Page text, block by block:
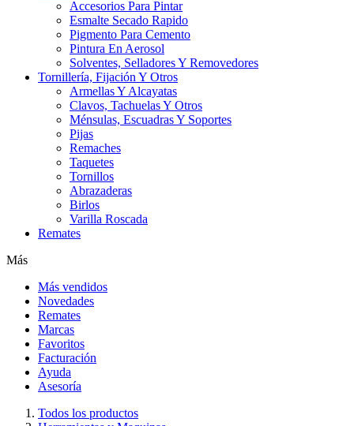
Accesorios Para Pintar
Esmalte Secado Rapido
Pigmento Para Cemento
Pintura En Aerosol
Solventes, Selladores Y Removedores
Tornillería, Fijación Y Otros
Armellas Y Alcayatas
Clavos, Tachuelas Y Otros
Ménsulas, Escuadras Y Soportes
Pijas
Remaches
Taquetes
Tornillos
Abrazaderas
Birlos
Varilla Roscada
Remates
Más
Más vendidos
Novedades
Remates
Marcas
Favoritos
Facturación
Ayuda
Asesoría
Todos los productos